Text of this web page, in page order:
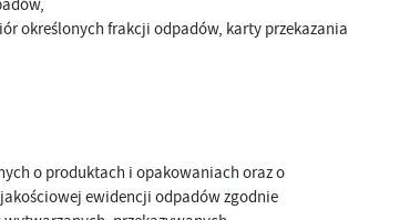
określonych frakcji odpadów, karty przekazania
o produktach i opakowaniach oraz o
ewidencji odpadów zgodnie